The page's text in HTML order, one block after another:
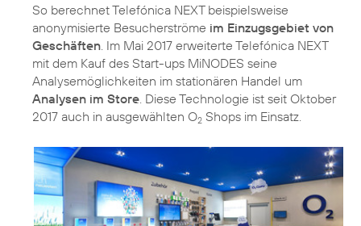
So berechnet Telefónica NEXT beispielsweise
anonymisierte Besucherströme im Einzugsgebiet von
Geschäften . Im Mai 2017 erweiterte Telefónica NEXT
mit dem Kauf des Start-ups MiNODES seine
Analysemöglichkeiten im stationären Handel um
Analysen im Store . Diese Technologie ist seit Oktober
2017 auch in ausgewählten O2 Shops im Einsatz.